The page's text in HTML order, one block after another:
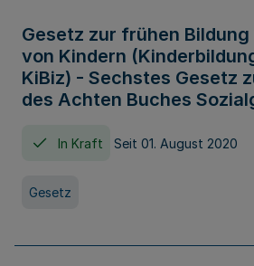
Gesetz zur frühen Bildung
von Kindern
KiBiz) - Sechstes Gesetz
des Achten Buches
In Kraft Seit 01. August 2020
Gesetz